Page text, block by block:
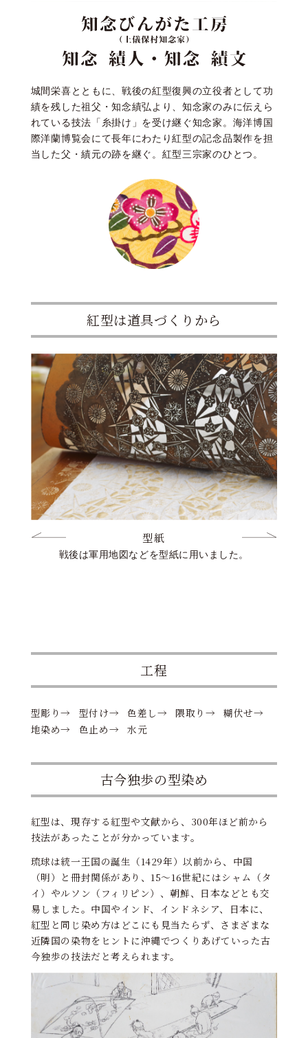
城間栄喜とともに、戦後の紅型復興の立役者として功
績を残した祖父・知念績弘より、知念家のみに伝えら
れている技法「糸掛け」を受け継ぐ知念家。海洋博国
際洋蘭博覧会にて長年にわたり紅型の記念品製作を担
当した父・績元の跡を継ぐ。紅型三宗家のひとつ。
紅型は道具づくりから
型紙
戦後は軍用地図などを型紙に用いました。
工程
型彫り→ 型付け→ 色差し→ 隈取り→
糊伏せ→
地染め→
色止め→ 水元
古今独歩の型染め
紅型は、現存する紅型や文献から、300年ほど前から
技法があったことが分かっています。
琉球は統一王国の誕生（1429年）以前から、中国
（明）と冊封関係があり、15～16世紀にはシャム（タ
イ）やルソン（フィリピン）、朝鮮、日本などとも交
易しました。中国やインド、インドネシア、日本に、
紅型と同じ染め方はどこにも見当たらず、さまざまな
近隣国の染物をヒントに沖縄でつくりあげていった古
今独歩の技法だと考えられます。